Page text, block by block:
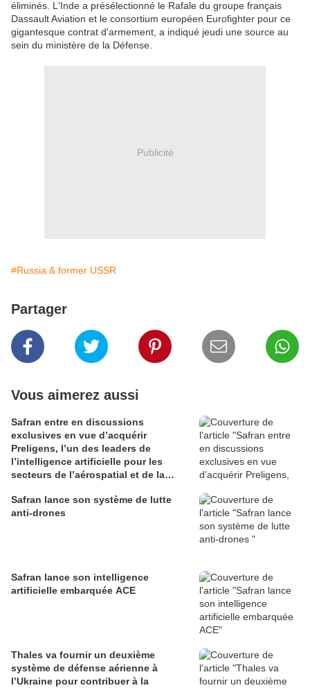
éliminés. L'Inde a présélectionné le Rafale du groupe français
Dassault Aviation et le consortium européen Eurofighter pour ce
gigantesque contrat d'armement, a indiqué jeudi une source au
sein du ministère de la Défense.
Publicité
#Russia & former USSR
Partager
Vous aimerez aussi
Safran entre en discussions
exclusives en vue d’acquérir
Preligens, l’un des leaders de
l’intelligence artificielle pour les
secteurs de l’aérospatial et de la
Safran lance son système de lutte
anti-drones
Safran lance son intelligence
artificielle embarquée ACE
Thales va fournir un deuxième
système de défense aérienne à
l’Ukraine pour contribuer à la